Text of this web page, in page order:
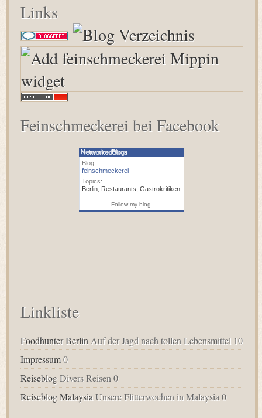
Links
Feinschmeckerei bei Facebook
NetworkedBlogs
Blog:
feinschmeckerei
Topics:
Berlin Restaurants ,Gastrokritiken
Follow my blog
Linkliste
Foodhunter Berlin Auf der Jagd nach tollen Lebensmittel 10
Impressum0
ReiseblogDivers Reisen 0
Reiseblog MalaysiaUnsere Flitterwochen in Malaysia 0